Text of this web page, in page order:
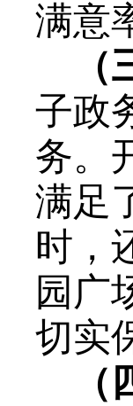
满意
子政
务。
满足
时，
园广
切实